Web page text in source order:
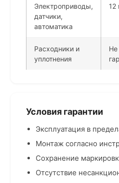
Электроприводы,
датчики,
автоматика
12
Расходники и
уплотнения
Не
Условия гарантии
Эксплуатация в
Монтаж согласно
Сохранение
Отсутствие